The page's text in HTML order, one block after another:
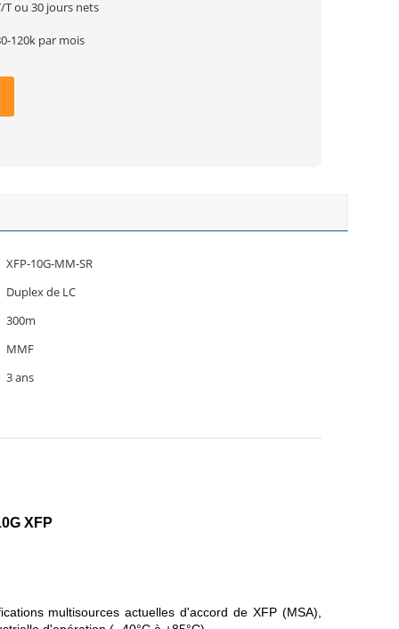
T ou 30 jours nets
120k par mois
XFP-10G-MM-SR
Duplex de LC
300m
MMF
3 ans
XFP
multisources actuelles d'accord de XFP (MSA),